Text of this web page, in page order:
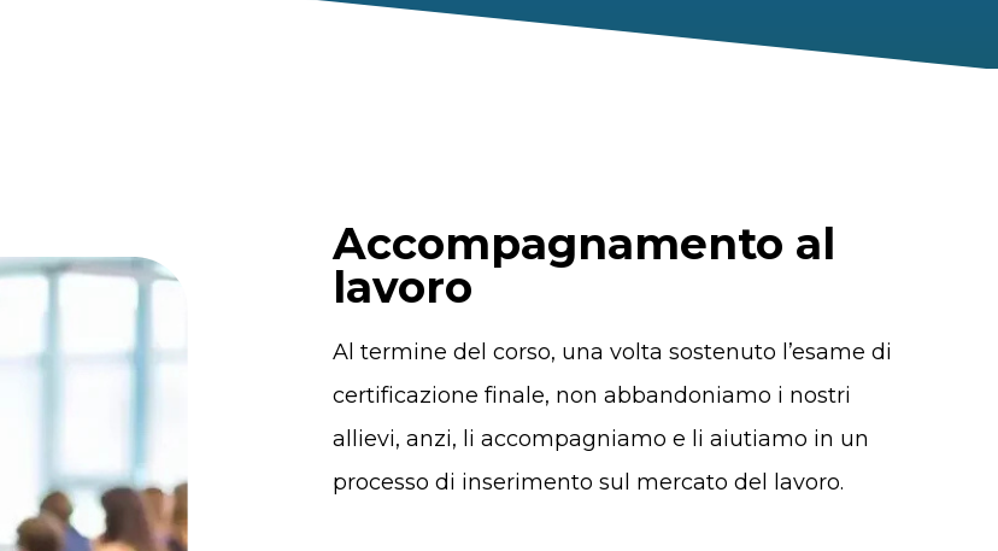
Accompagnamento al
lavoro
Al termine del corso, una volta sostenuto l’esame di
certificazione finale, non abbandoniamo i nostri
allievi, anzi, li accompagniamo e li aiutiamo in un
processo di inserimento sul mercato del lavoro.